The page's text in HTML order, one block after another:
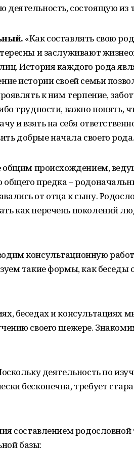
состоящую из
«Как составлять свою
и заслуживают
История каждого рода
истории своей семьи
к ним терпение,
трудности, важно понять,
и взять на себя
добрые начала своего рода.
общим происхождением,
предка –
от отца к сыну.
как перечень поколений
консультационную
такие формы, как беседы
беседах и консультациях
своего шежере.
деятельность по
бесконечна, требует
составлением родословной
базы: